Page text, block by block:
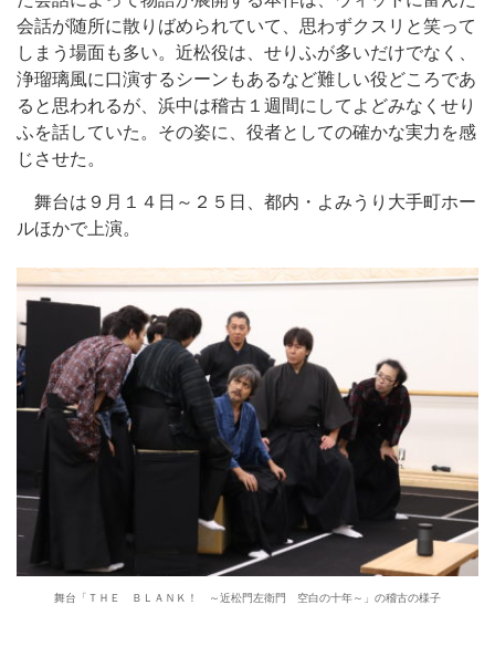
会話が随所に散りばめられていて、思わずクスリと笑って
しまう場面も多い。近松役は、せりふが多いだけでなく、
浄瑠璃風に口演するシーンもあるなど難しい役どころであ
ると思われるが、浜中は稽古１週間にしてよどみなくせり
ふを話していた。その姿に、役者としての確かな実力を感
じさせた。
舞台は９月１４日～２５日、都内・よみうり大手町ホー
ルほかで上演。
舞台「ＴＨＥ ＢＬＡＮＫ！ ～近松門左衛門 空白の十年～」の稽古の様子